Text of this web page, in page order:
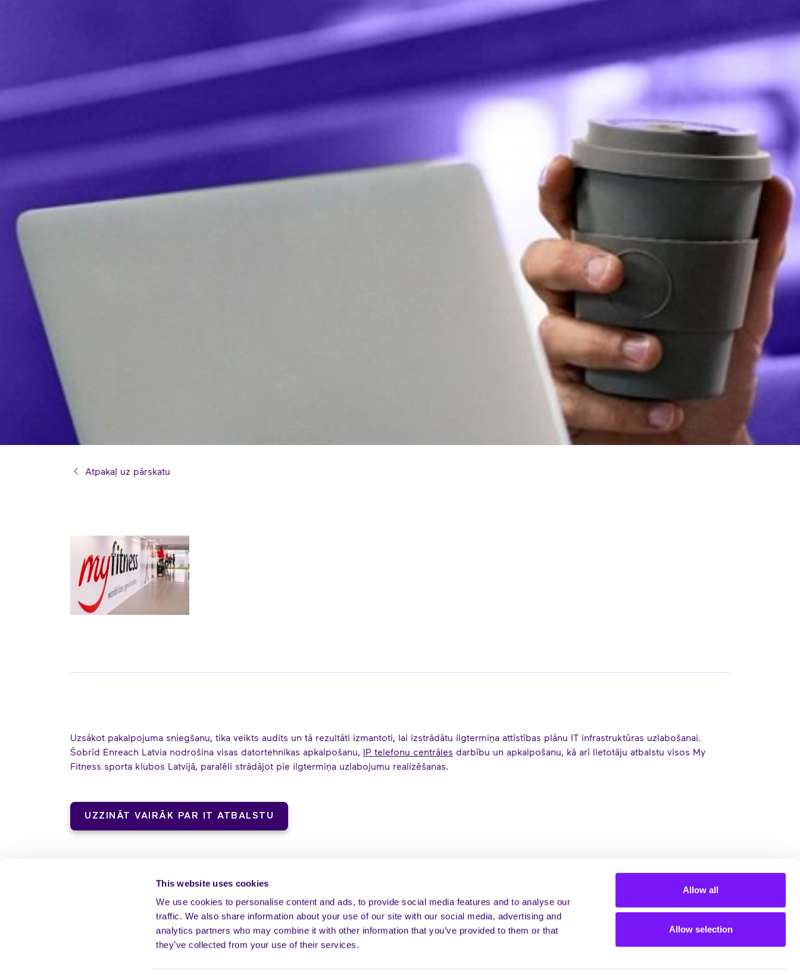
This website uses cookies
We use cookies to personalise content and ads, to provide social media features and to analyse our
traffic. We also share information about your use of our site with our social media, advertising and
analytics partners who may combine it with other information that you’ve provided to them or that
they’ve collected from your use of their services.
Allow all
Allow selection
Atpakaļ uz pārskatu
Uzsākot pakalpojuma sniegšanu, tika veikts audits un tā rezultāti izmantoti, lai izstrādātu ilgtermiņa attīstības plānu IT infrastruktūras uzlabošanai.
Šobrīd Enreach Latvia nodrošina visas datortehnikas apkalpošanu, IP telefonu centrāles darbību un apkalpošanu, kā arī lietotāju atbalstu visos My
Fitness sporta klubos Latvijā, paralēli strādājot pie ilgtermiņa uzlabojumu realizēšanas.
UZZINĀT VAIRĀK PAR IT ATBALSTU